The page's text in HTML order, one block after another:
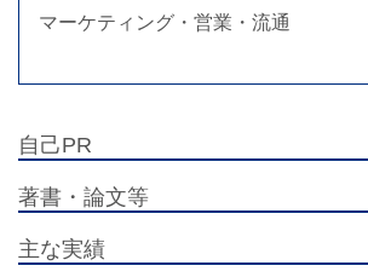
マーケティング・営業・流通
自己PR
著書・論文等
主な実績